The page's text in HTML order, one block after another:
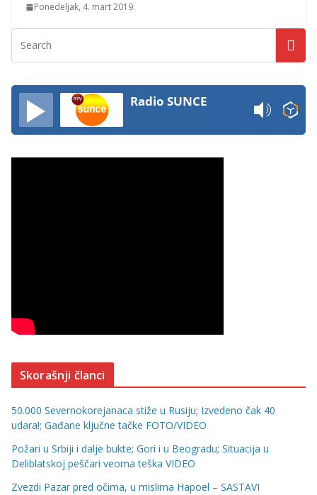
Ponedeljak, 4. mart 2019.
Radio SUNCE
Skorašnji članci
50.000 Severnokorejanaca stiže u Rusiju; Izvedeno čak 40
udara!; Gađane ključne tačke FOTO/VIDEO
Požari u Srbiji i dalje bukte; Gori i u Beogradu; Situacija u
Deliblatskoj peščari veoma teška VIDEO
Zvezdi Pazar pred očima, u mislima Hapoel – SASTAVI